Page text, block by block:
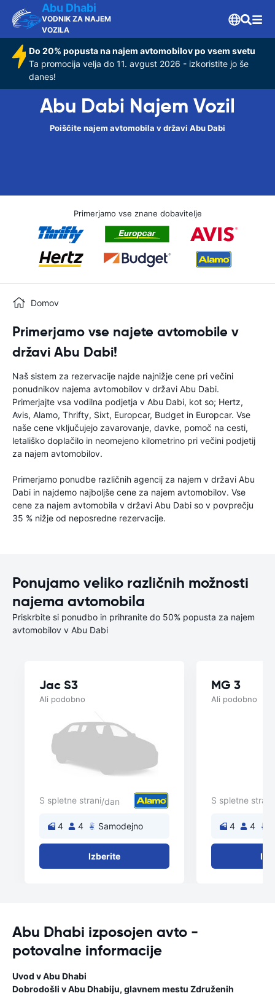
Abu Dhabi
VODNIK ZA NAJEM
VOZILA
Do 20% popusta na najem avtomobilov po vsem svetu
Ta promocija velja do 11. avgust 2026 - izkoristite jo še
danes!
Abu Dabi Najem Vozil
Poiščite najem avtomobila v državi Abu Dabi
Primerjamo vse znane dobavitelje
Domov
Primerjamo vse najete avtomobile v
državi Abu Dabi!
Naš sistem za rezervacije najde najnižje cene pri večini
ponudnikov najema avtomobilov v državi Abu Dabi.
Primerjajte vsa vodilna podjetja v Abu Dabi, kot so; Hertz,
Avis, Alamo, Thrifty, Sixt, Europcar, Budget in Europcar. Vse
naše cene vključujejo zavarovanje, davke, pomoč na cesti,
letališko doplačilo in neomejeno kilometrino pri večini podjetij
za najem avtomobilov.
Primerjamo ponudbe različnih agencij za najem v državi Abu
Dabi in najdemo najboljše cene za najem avtomobilov. Vse
cene za najem avtomobila v državi Abu Dabi so v povprečju
35 % nižje od neposredne rezervacije.
Ponujamo veliko različnih možnosti
najema avtomobila
Priskrbite si ponudbo in prihranite do 50% popusta za najem
avtomobilov v Abu Dabi
Jac S3
Ali podobno
S spletne strani/dan
4 4 Samodejno
Izberite
MG 3
Ali podobno
S spletne strani
4 4
Abu Dhabi izposojen avto -
potovalne informacije
Uvod v Abu Dhabi
Dobrodošli v Abu Dhabiju, glavnem mestu Združenih